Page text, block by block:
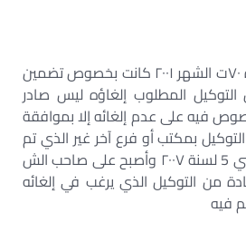
الفقرة الثانية من المادة ۷۰ت الشهر ۲۰۰۱ كانت بخصوص تضمين
التوكيل المطلوب إلغاؤه ليس صادر
فيه على عدم إلغائه إلا بموافقة
بمكتب أو فرع آخر غير الذي تم
فيه الغيت بالمنشور الفني 5 لسنة ۲۰۰۷ وأصبح على صاحب الش
من التوكيل الذي يرغب في إلغائه
فيه